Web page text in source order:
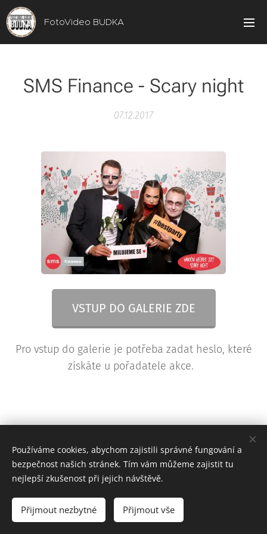
FotoVideo BUDKA
SMS Finance - Scary night
07.12.2017
VSTUP DO GALERIE ZDE
Pro vstup do galerie je potřeba zadat heslo, které
získáte u pořadatele akce.
© 2015 - 2025 FotoVideo BUDKA
www.fotovideobudka.cz
Cookies
Používáme cookies, abychom zajistili správné fungování a
bezpečnost našich stránek. Tím vám můžeme zajistit tu
nejlepší zkušenost při jejich návštěvě.
Přijmout nezbytné Přijmout vše